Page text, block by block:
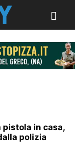
pistola in casa,
polizia